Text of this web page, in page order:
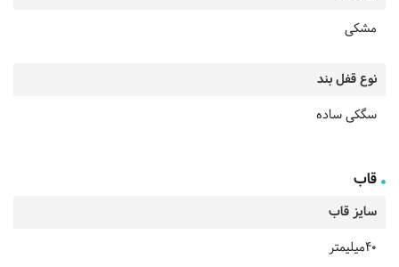
مشکی
نوع قفل بند
سگکی ساده
قاب
سایز قاب
40میلیمتر